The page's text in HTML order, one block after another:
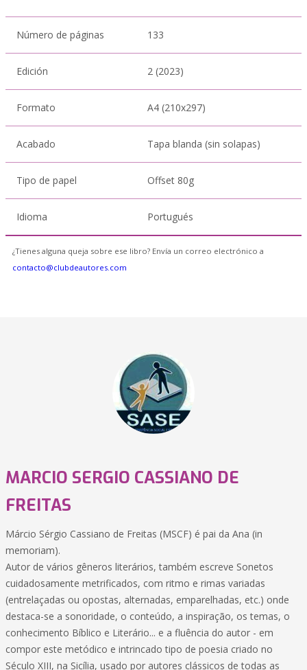
Número de páginas 133
Edición 2 (2023)
Formato A4 (210x297)
Acabado Tapa blanda (sin solapas)
Tipo de papel Offset 80g
Idioma Portugués
¿Tienes alguna queja sobre ese libro? Envía un correo electrónico a
contacto@clubdeautores.com
MARCIO SERGIO CASSIANO DE
FREITAS
Márcio Sérgio Cassiano de Freitas (MSCF) é pai da Ana (in
memoriam).
Autor de vários gêneros literários, também escreve Sonetos
cuidadosamente metrificados, com ritmo e rimas variadas
(entrelaçadas ou opostas, alternadas, emparelhadas, etc.) onde
destaca-se a sonoridade, o conteúdo, a inspiração, os temas, o
conhecimento Bíblico e Literário... e a fluência do autor - em
compor este metódico e intrincado tipo de poesia criado no
Século XIII, na Sicília, usado por autores clássicos de todas as